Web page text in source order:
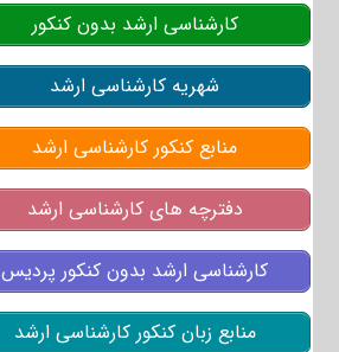
کارشناسی ارشد بدون کنکور
شهریه کارشناسی ارشد
منابع کنکور کارشناسی ارشد
دفترچه های کارشناسی ارشد
کارشناسی ارشد بدون کنکور پردیس
منابع زبان کنکور کارشناسی ارشد